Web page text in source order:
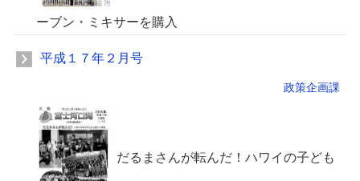
ーブン・ミキサーを購入
平成１７年２月号
政策企画課
だるまさんが転んだ！ハワイの子ども